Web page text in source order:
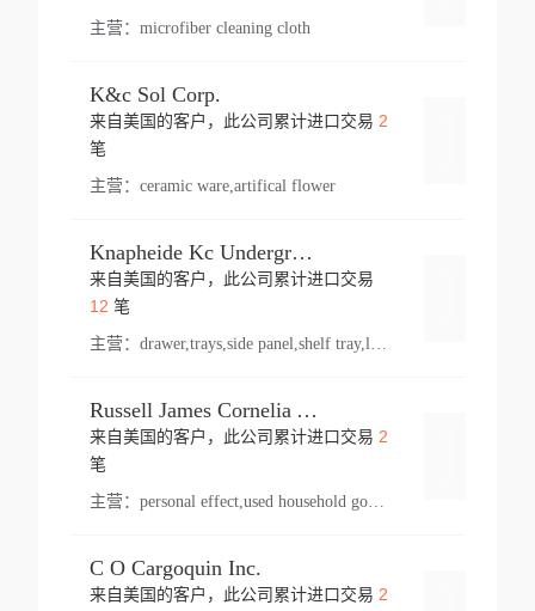
主营： microfiber cleaning cloth
K&c Sol Corp.
来自美国的客户，此公司累计进口交易 2
笔
主营： ceramic ware,artifical flower
Knapheide Kc Underground
来自美国的客户，此公司累计进口交易
12 笔
主营：
Russell James Cornelia Arlington Va
来自美国的客户，此公司累计进口交易 2
笔
主营： personal effect,used household goods
C O Cargoquin Inc.
来自美国的客户，此公司累计进口交易 2